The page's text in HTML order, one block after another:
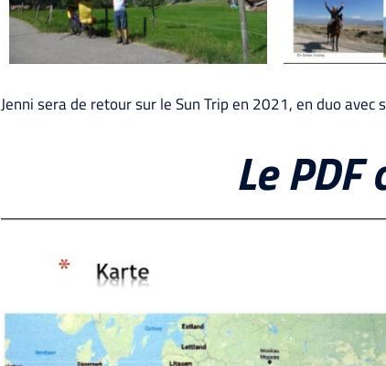
Jenni sera de retour sur le Sun Trip en 2021, en duo avec
Le